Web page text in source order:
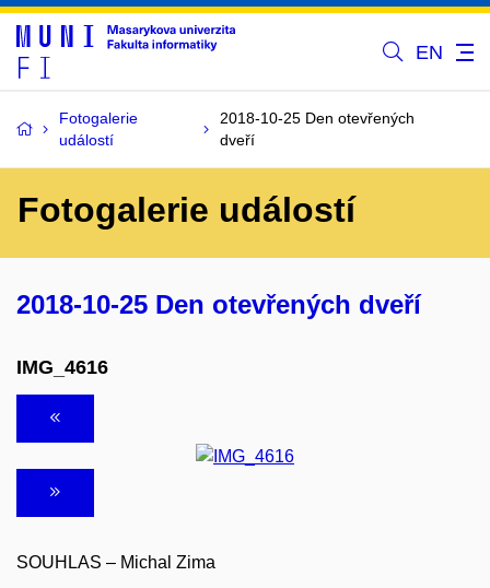
EN
Fotogalerie
událostí
2018-10-25 Den otevřených
dveří
Fotogalerie událostí
2018-10-25 Den otevřených dveří
IMG_4616
SOUHLAS – Michal Zima